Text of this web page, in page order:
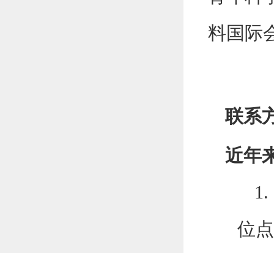
料国际
联系
近年
1.
位